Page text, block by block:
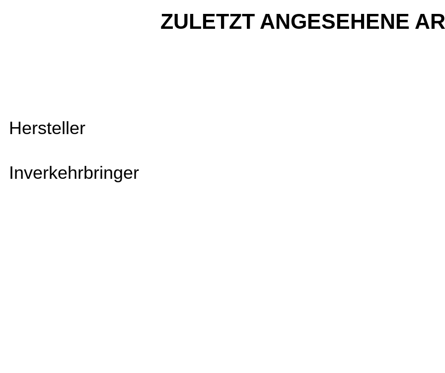
ZULETZT ANGESEHENE
Hersteller
Inverkehrbringer